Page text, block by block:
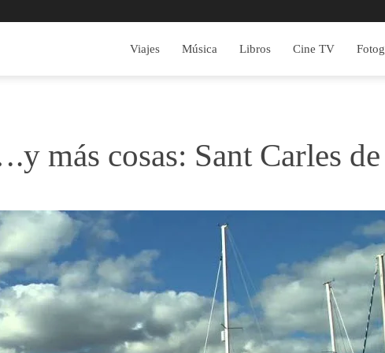
Viajes Música Libros Cine TV
más cosas: Sant Carles